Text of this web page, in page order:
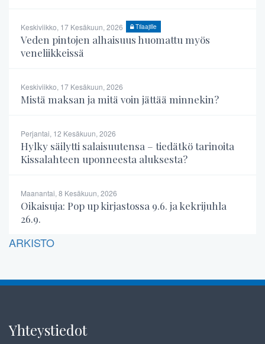
Keskiviikko, 17 Kesäkuun, 2026 Tilaajille
Veden pintojen alhaisuus huomattu myös
veneliikkeissä
Keskiviikko, 17 Kesäkuun, 2026
Mistä maksan ja mitä voin jättää minnekin?
Perjantai, 12 Kesäkuun, 2026
Hylky säilytti salaisuutensa – tiedätkö tarinoita
Kissalahteen uponneesta aluksesta?
Maanantai, 8 Kesäkuun, 2026
Oikaisuja: Pop up kirjastossa 9.6. ja kekrijuhla
26.9.
ARKISTO
Yhteystiedot